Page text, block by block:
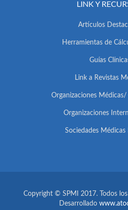
LINK Y
Artículos
Herramientas de
Guías
Link a Revistas
Organizaciones Médicas/
Organizaciones
Sociedades Médicas
Copyright © SPMI 2017. Todos
Desarrollado